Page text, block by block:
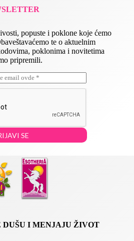
popuste i poklone koje ćemo
te o aktuelnim
poklonima i novitetima
pripremili.
SE
DUŠU I MENJAJU ŽIVOT